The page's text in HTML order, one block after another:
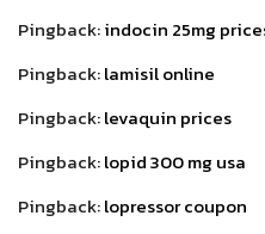
Pingback:indocin 25mg
Pingback:lamisil online
Pingback:levaquin prices
Pingback:lopid 300 mg usa
Pingback:lopressor coupon